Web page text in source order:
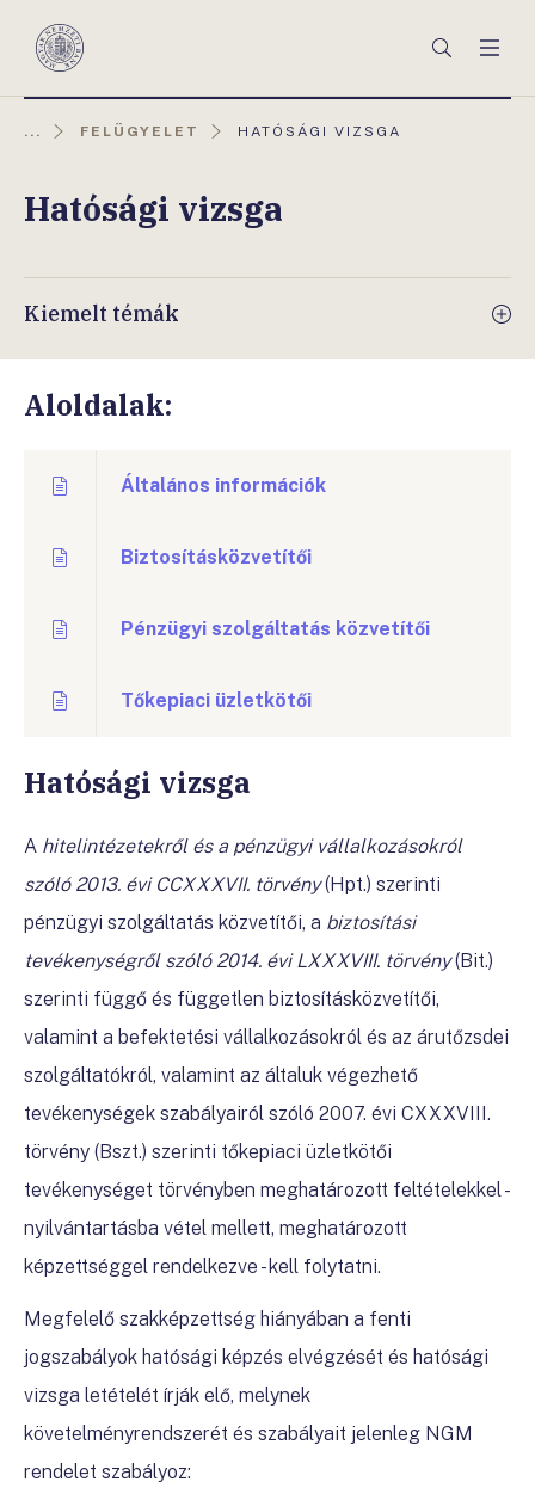
Magyar
Keresés
... FELÜGYELET
AKTUÁLIS
HATÓSÁGI VIZSGA
Hatósági vizsga
Kiemelt témák
Aloldalak:
Általános információk
Biztosításközvetítői
Pénzügyi szolgáltatás közvetítői
Tőkepiaci üzletkötői
Hatósági vizsga
A hitelintézetekről és a pénzügyi vállalkozásokról
szóló 2013. évi CCXXXVII. törvény(Hpt.) szerinti
pénzügyi szolgáltatás közvetítői, a biztosítási
tevékenységről szóló 2014. évi LXXXVIII. törvény(Bit.)
szerinti függő és független biztosításközvetítői,
valamint a befektetési vállalkozásokról és az árutőzsdei
szolgáltatókról, valamint az általuk végezhető
tevékenységek szabályairól szóló 2007. évi CXXXVIII.
törvény (Bszt.) szerinti tőkepiaci üzletkötői
tevékenységet törvényben meghatározott feltételekkel -
nyilvántartásba vétel mellett, meghatározott
képzettséggel rendelkezve - kell folytatni.
Megfelelő szakképzettség hiányában a fenti
jogszabályok hatósági képzés elvégzését és hatósági
vizsga letételét írják elő, melynek
követelményrendszerét és szabályait jelenleg NGM
rendelet szabályoz: